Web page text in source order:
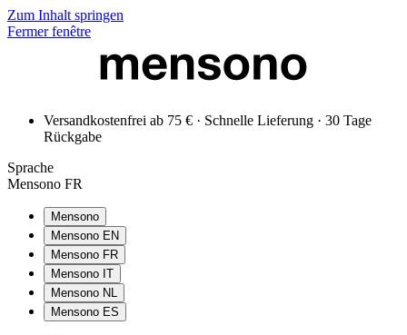
Zum Inhalt springen
Fermer fenêtre
Versandkostenfrei ab 75 € · Schnelle Lieferung · 30 Tage
Rückgabe
Sprache
Mensono FR
Mensono
Mensono EN
Mensono FR
Mensono IT
Mensono NL
Mensono ES